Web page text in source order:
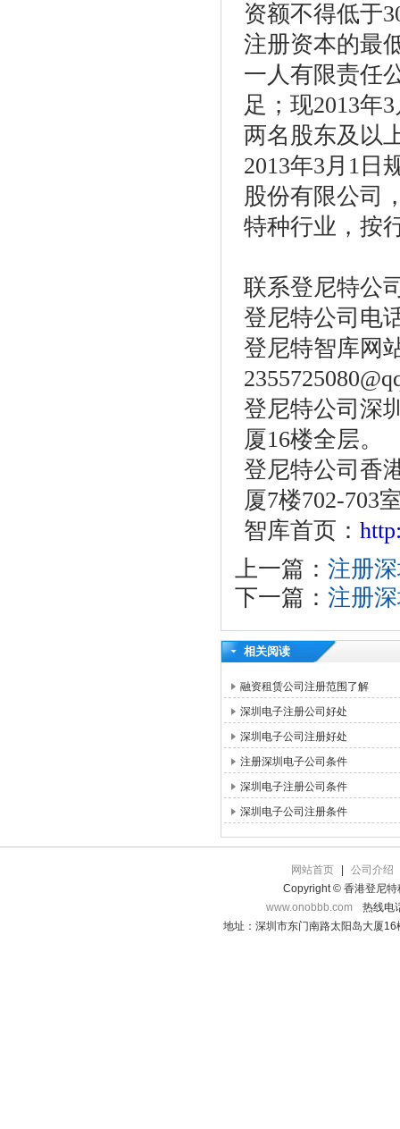
资额不得低于
注册资本的最
一人有限责任
足；现2013年
两名股东及以
2013年3月1日
股份有限公司
特种行业，按
联系登尼特公
登尼特公司电
登尼特智库网
登尼特公司深
厦16楼全层。
登尼特公司香
厦7楼702-703
智库首页：
上一篇： 注册
下一篇： 注册
相关阅读
融资租赁公司注册范围了解
深圳电子注册公司好处
深圳电子公司注册好处
注册深圳电子公司条件
深圳电子注册公司条件
深圳电子公司注册条件
网站首页
公司介绍
Copyright © 香港登尼特
www.onobbb.com
热线电
地址：深圳市东门南路太阳岛大厦